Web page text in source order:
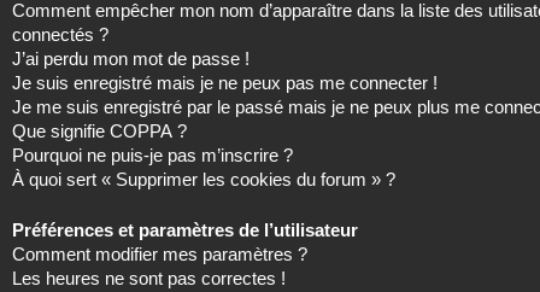
Comment empêcher mon nom d’apparaître dans la liste des
connectés ?
J’ai perdu mon mot de passe !
Je suis enregistré mais je ne peux pas me connecter !
Je me suis enregistré par le passé mais je ne peux plus me
Que signifie COPPA ?
Pourquoi ne puis-je pas m’inscrire ?
À quoi sert « Supprimer les cookies du forum » ?
Préférences et paramètres de l’utilisateur
Comment modifier mes paramètres ?
Les heures ne sont pas correctes !